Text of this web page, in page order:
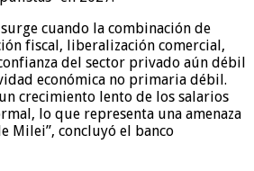
cuando la combinación de
fiscal, liberalización comercial,
del sector privado aún débil
económica no primaria débil.
crecimiento lento de los salarios
lo que representa una amenaza
Milei”, concluyó el banco